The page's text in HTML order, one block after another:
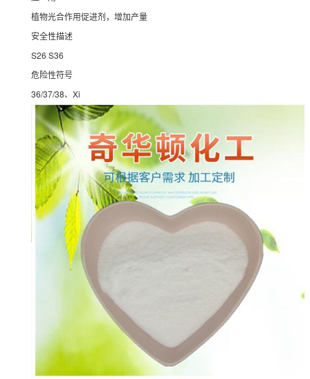
植物光合作用促进剂，增加产量
安全性描述
S26 S36
危险性符号
36/37/38、Xi